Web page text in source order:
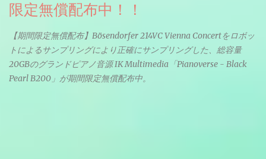
限定無償配布中！！
【期間限定無償配布】Bösendorfer 214VC Vienna Concertをロボッ
トによるサンプリングにより正確にサンプリングした、総容量
20GBのグランドピアノ音源 IK Multimedia「Pianoverse - Black
Pearl B200」が期間限定無償配布中。